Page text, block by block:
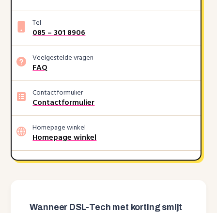
Tel
085 – 301 8906
Veelgestelde vragen
FAQ
Contactformulier
Contactformulier
Homepage winkel
Homepage winkel
Wanneer DSL-Tech met korting smijt